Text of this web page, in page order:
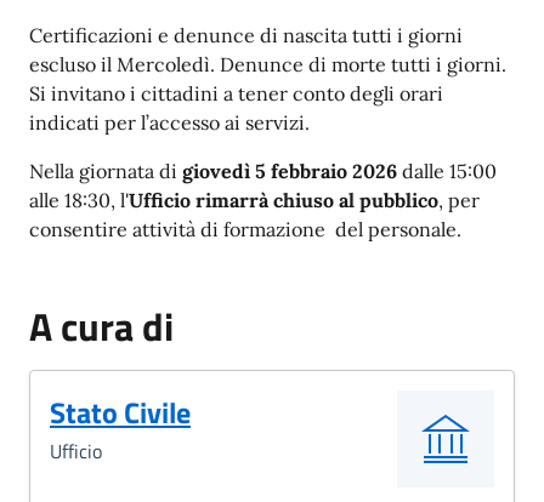
Certificazioni e denunce di nascita tutti i giorni
escluso il Mercoledì. Denunce di morte tutti i giorni.
Si invitano i cittadini a tener conto degli orari
indicati per l’accesso ai servizi.
Nella giornata di giovedì 5 febbraio 2026 dalle 15:00
alle 18:30, l'Ufficio rimarrà chiuso al pubblico, per
consentire attività di formazione del personale.
A cura di
Stato Civile
Ufficio